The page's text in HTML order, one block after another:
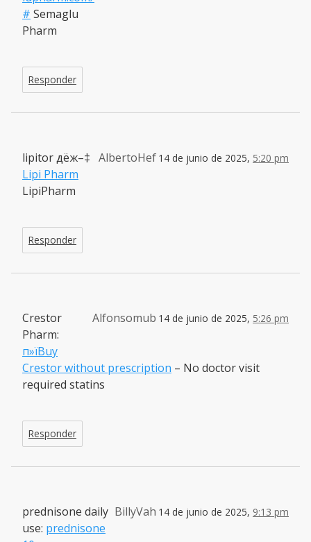
# Semaglu
Pharm
Responder
AlbertoHef 14 de junio de 2025, 5:20 pm
lipitor дё­ж–‡
Lipi Pharm
LipiPharm
Responder
Alfonsomub 14 de junio de 2025, 5:26 pm
Crestor
Pharm:
п»їBuy
Crestor without prescription – No doctor visit
required statins
Responder
BillyVah 14 de junio de 2025, 9:13 pm
prednisone daily
use: prednisone